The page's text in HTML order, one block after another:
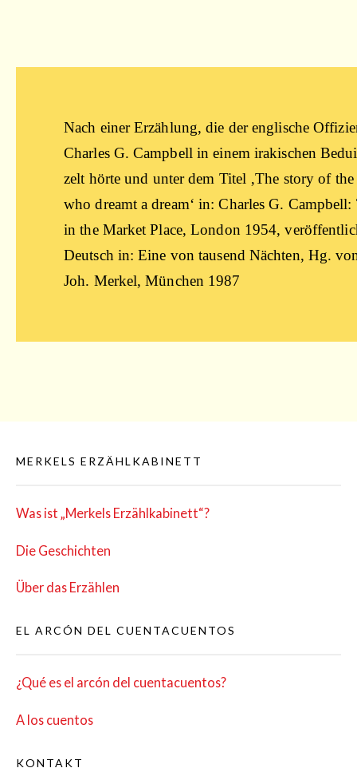
Nach einer Erzäh­lung, die der eng­li­sche
Charles G. Camp­bell in einem ira­ki­schen
zelt hör­te und unter dem Titel ‚The sto­ry of the
who dreamt a dream‘ in: Charles G.
in the Mar­ket Place, Lon­don 1954,
Deutsch in: Eine von tau­send Näch­ten, Hg.
Joh. Mer­kel, Mün­chen 1987
MERKELS ERZÄHLKABINETT
Was ist „Mer­kels Erzählkabinett“?
Die Geschich­ten
Über das Erzählen
EL ARCÓN DEL CUENTACUENTOS
¿Qué es el arcón del cuentacuentos?
A los cuentos
KONTAKT